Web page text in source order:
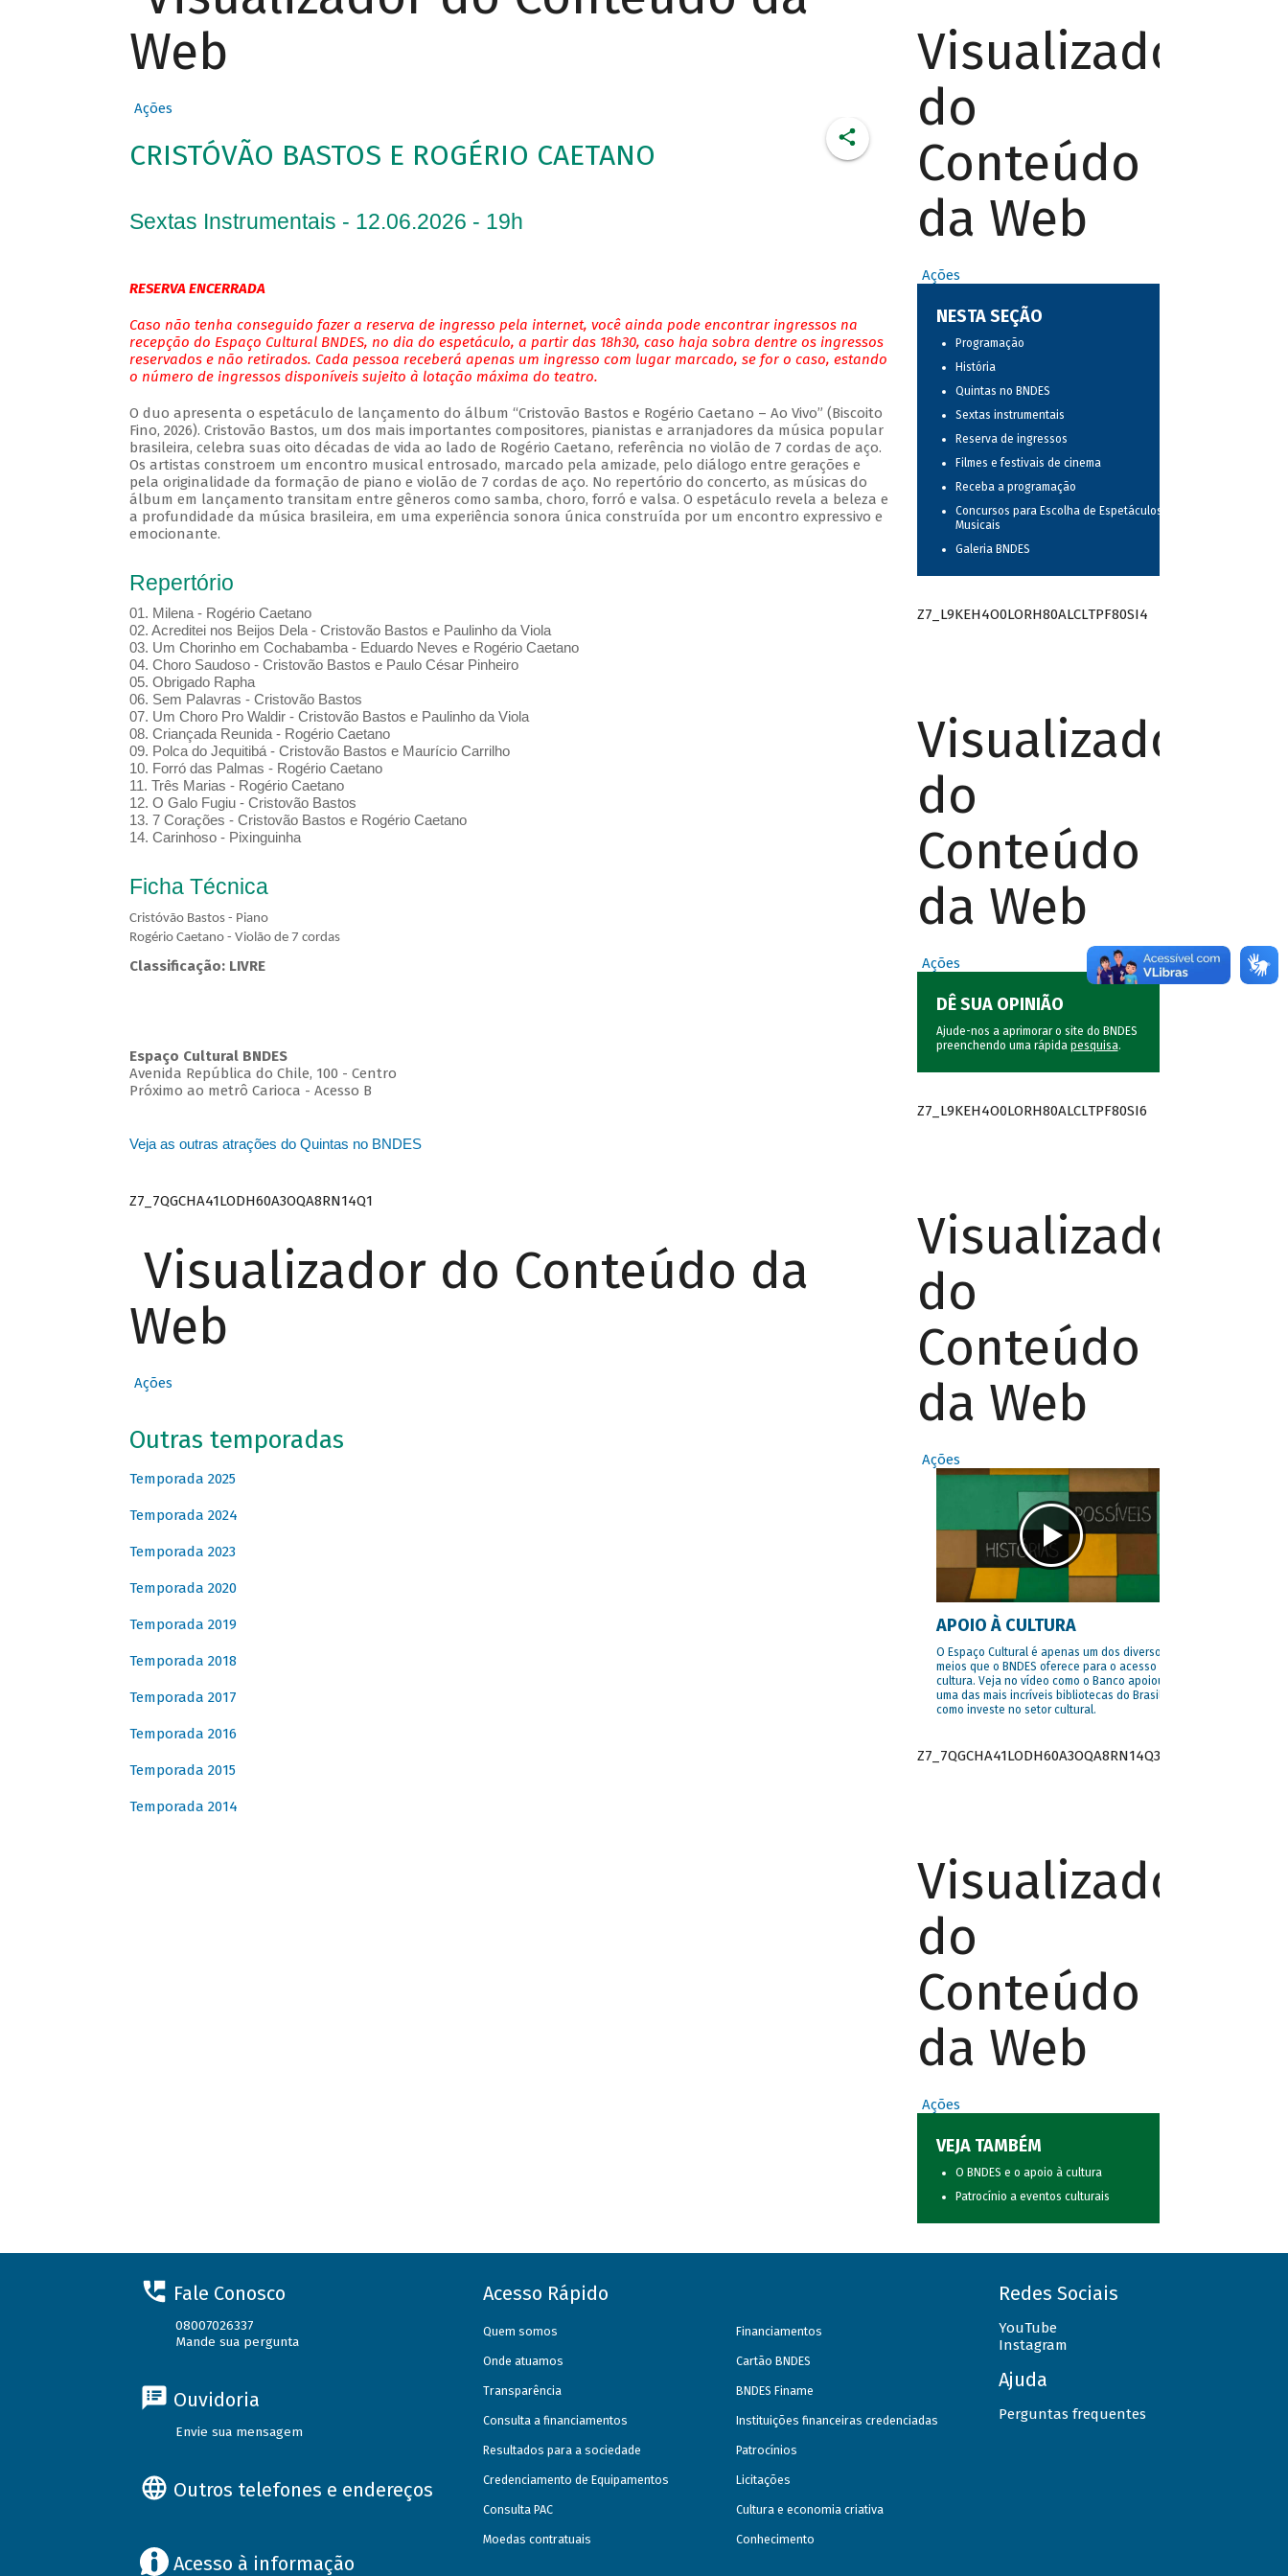
Web
Ações
CRISTÓVÃO BASTOS E ROGÉRIO CAETANO
Sextas Instrumentais - 12.06.2026 - 19h
RESERVA ENCERRADA
Caso não tenha conseguido fazer a reserva de ingresso pela internet, você ainda pode encontrar ingressos na
recepção do Espaço Cultural BNDES, no dia do espetáculo, a partir das 18h30, caso haja sobra dentre os ingressos
reservados e não retirados. Cada pessoa receberá apenas um ingresso com lugar marcado, se for o caso, estando
o número de ingressos disponíveis sujeito à lotação máxima do teatro.
O duo apresenta o espetáculo de lançamento do álbum “Cristovão Bastos e Rogério Caetano – Ao Vivo” (Biscoito
Fino, 2026). Cristovão Bastos, um dos mais importantes compositores, pianistas e arranjadores da música popular
brasileira, celebra suas oito décadas de vida ao lado de Rogério Caetano, referência no violão de 7 cordas de aço.
Os artistas constroem um encontro musical entrosado, marcado pela amizade, pelo diálogo entre gerações e
pela originalidade da formação de piano e violão de 7 cordas de aço. No repertório do concerto, as músicas do
álbum em lançamento transitam entre gêneros como samba, choro, forró e valsa. O espetáculo revela a beleza e
a profundidade da música brasileira, em uma experiência sonora única construída por um encontro expressivo e
emocionante.
Repertório
01. Milena - Rogério Caetano
02. Acreditei nos Beijos Dela - Cristovão Bastos e Paulinho da Viola
03. Um Chorinho em Cochabamba - Eduardo Neves e Rogério Caetano
04. Choro Saudoso - Cristovão Bastos e Paulo César Pinheiro
05. Obrigado Rapha
06. Sem Palavras - Cristovão Bastos
07. Um Choro Pro Waldir - Cristovão Bastos e Paulinho da Viola
08. Criançada Reunida - Rogério Caetano
09. Polca do Jequitibá - Cristovão Bastos e Maurício Carrilho
10. Forró das Palmas - Rogério Caetano
11. Três Marias - Rogério Caetano
12. O Galo Fugiu - Cristovão Bastos
13. 7 Corações - Cristovão Bastos e Rogério Caetano
14. Carinhoso - Pixinguinha
Ficha Técnica
Cristóvão Bastos - Piano
Rogério Caetano - Violão de 7 cordas
Classificação: LIVRE
Espaço Cultural BNDES
Avenida República do Chile, 100 - Centro
Próximo ao metrô Carioca - Acesso B
Veja as outras atrações do Quintas no BNDES
Z7_7QGCHA41LODH60A3OQA8RN14Q1
Visualizador do Conteúdo da
Web
Ações
Outras temporadas
Temporada 2025
Temporada 2024
Temporada 2023
Temporada 2020
Temporada 2019
Temporada 2018
Temporada 2017
Temporada 2016
Temporada 2015
Temporada 2014
Visualizador
do
Conteúdo
da Web
Ações
NESTA SEÇÃO
Programação
História
Quintas no BNDES
Sextas instrumentais
Reserva de ingressos
Filmes e festivais de cinema
Receba a programação
Concursos para Escolha de Espetáculos
Musicais
Galeria BNDES
Z7_L9KEH4O0LORH80ALCLTPF80SI4
Visualizador
do
Conteúdo
da Web
Ações
DÊ SUA OPINIÃO
Ajude-nos a aprimorar o site do BNDES
preenchendo uma rápida pesquisa.
Z7_L9KEH4O0LORH80ALCLTPF80SI6
Visualizador
do
Conteúdo
da Web
Ações
APOIO À CULTURA
O Espaço Cultural é apenas um dos diversos
meios que o BNDES oferece para o acesso à
cultura. Veja no vídeo como o Banco apoiou
uma das mais incríveis bibliotecas do Brasil e
como investe no setor cultural.
Z7_7QGCHA41LODH60A3OQA8RN14Q3
Visualizador
do
Conteúdo
da Web
Ações
VEJA TAMBÉM
O BNDES e o apoio à cultura
Patrocínio a eventos culturais
Fale Conosco
08007026337
Mande sua pergunta
Ouvidoria
Envie sua mensagem
Outros telefones e endereços
Acesso à informação
Acesso Rápido
Quem somos
Onde atuamos
Transparência
Consulta a financiamentos
Resultados para a sociedade
Credenciamento de Equipamentos
Consulta PAC
Moedas contratuais
Financiamentos
Cartão BNDES
BNDES Finame
Instituições financeiras credenciadas
Patrocínios
Licitações
Cultura e economia criativa
Conhecimento
Redes Sociais
YouTube
Instagram
Ajuda
Perguntas frequentes